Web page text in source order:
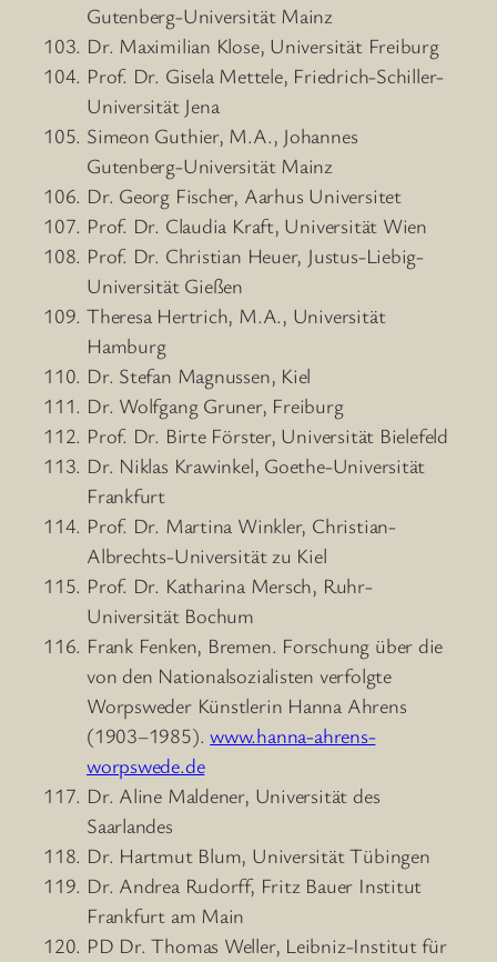
Gutenberg-Universität Mainz
Dr. Maximilian Klose, Universität Freiburg
Prof. Dr. Gisela Mettele, Friedrich-Schiller-
Universität Jena
Simeon Guthier, M.A., Johannes
Gutenberg-Universität Mainz
Dr. Georg Fischer, Aarhus Universitet
Prof. Dr. Claudia Kraft, Universität Wien
Prof. Dr. Christian Heuer, Justus-Liebig-
Universität Gießen
Theresa Hertrich, M.A., Universität
Hamburg
Dr. Stefan Magnussen, Kiel
Dr. Wolfgang Gruner, Freiburg
Prof. Dr. Birte Förster, Universität Bielefeld
Dr. Niklas Krawinkel, Goethe-Universität
Frankfurt
Prof. Dr. Martina Winkler, Christian-
Albrechts-Universität zu Kiel
Prof. Dr. Katharina Mersch, Ruhr-
Universität Bochum
Frank Fenken, Bremen. Forschung über die
von den Nationalsozialisten verfolgte
Worpsweder Künstlerin Hanna Ahrens
(1903–1985).www.hanna-ahrens-
worpswede.de
Dr. Aline Maldener, Universität des
Saarlandes
Dr. Hartmut Blum, Universität Tübingen
Dr. Andrea Rudorff, Fritz Bauer Institut
Frankfurt am Main
PD Dr. Thomas Weller, Leibniz-Institut für